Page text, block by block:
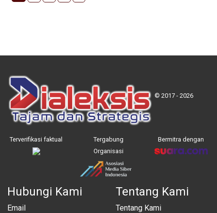
© 2017 - 2026
Terverifikasi faktual
Tergabung
Organisasi
Bermitra dengan
Hubungi Kami
Email
Tentang Kami
Tentang Kami